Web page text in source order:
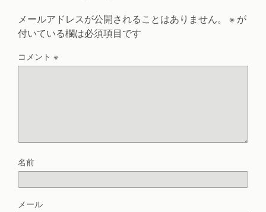
メールアドレスが公開されることはありません。 ※ が
付いている欄は必須項目です
コメント ※
名前
メール